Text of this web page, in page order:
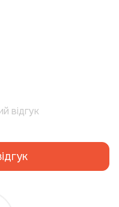
відгук